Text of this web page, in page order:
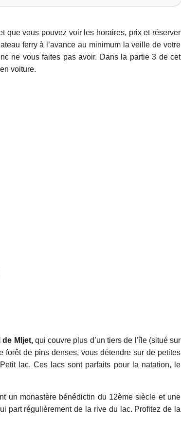
que vous pouvez voir les horaires, prix et réserver
ferry à l’avance au minimum la veille de votre
ne vous faites pas avoir. Dans la partie 3 de cet
voiture.
Mljet,qui couvre plus d’un tiers de l’île (situé sur
forêt de pins denses, vous détendre sur de petites
lac. Ces lacs sont parfaits pour la natation, le
un monastère bénédictin du 12ème siècle et une
part régulièrement de la rive du lac. Profitez de la